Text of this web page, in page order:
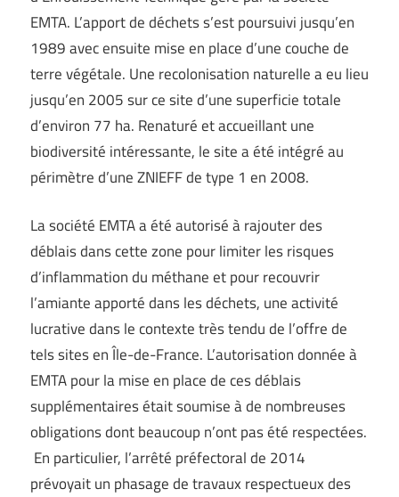
EMTA. L’apport de déchets s’est poursuivi jusqu’en
1989 avec ensuite mise en place d’une couche de
terre végétale. Une recolonisation naturelle a eu lieu
jusqu’en 2005 sur ce site d’une superficie totale
d’environ 77 ha. Renaturé et accueillant une
biodiversité intéressante, le site a été intégré au
périmètre d’une ZNIEFF de type 1 en 2008.
La société EMTA a été autorisé à rajouter des
déblais dans cette zone pour limiter les risques
d’inflammation du méthane et pour recouvrir
l’amiante apporté dans les déchets, une activité
lucrative dans le contexte très tendu de l’offre de
tels sites en Île-de-France. L’autorisation donnée à
EMTA pour la mise en place de ces déblais
supplémentaires était soumise à de nombreuses
obligations dont beaucoup n’ont pas été respectées.
En particulier, l’arrêté préfectoral de 2014
prévoyait un phasage de travaux respectueux des